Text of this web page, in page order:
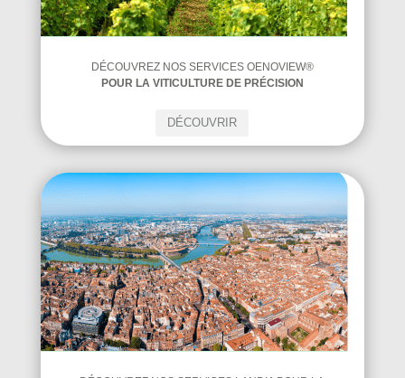
DÉCOUVREZ NOS SERVICES OENOVIEW®
POUR LA VITICULTURE DE PRÉCISION
DÉCOUVRIR